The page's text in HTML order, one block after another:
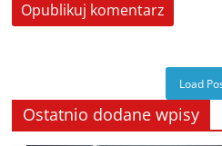
Load
Ostatnio dodane wpisy